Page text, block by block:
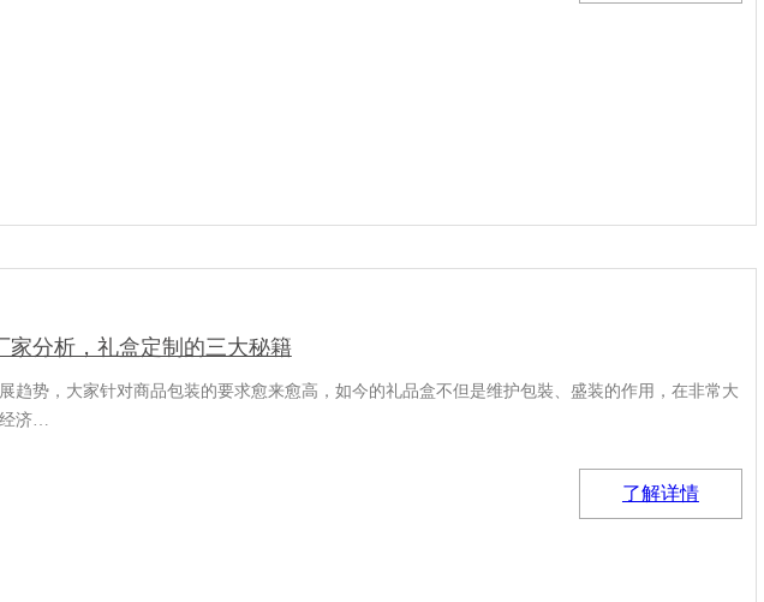
家分析，礼盒定制的三大秘籍
趋势，大家针对商品包装的要求愈来愈高，如今的礼品盒不但是维护包裝、盛装的作用，在非常大
经济…
了解详情